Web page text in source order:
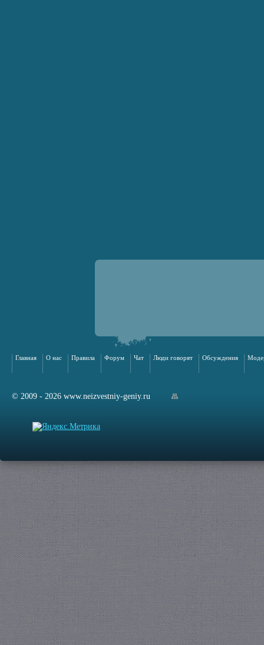
Главная О нас Правила Форум Чат Люди говорят Обсуждения
© 2009 - 2026 www.neizvestniy-geniy.ru
сайта